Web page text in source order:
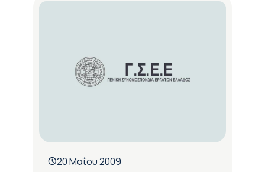
20 Μαΐου 2009